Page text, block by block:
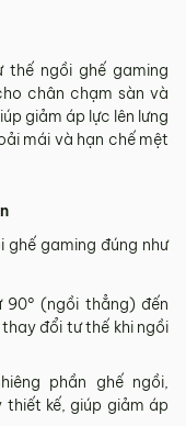
thế ngồi ghế gaming
chân chạm sàn và
giảm áp lực lên lưng
mái và hạn chế mệt
gaming đúng như
(ngồi thẳng) đến
đổi tư thế khi ngồi
phần ghế ngồi,
kế, giúp giảm áp